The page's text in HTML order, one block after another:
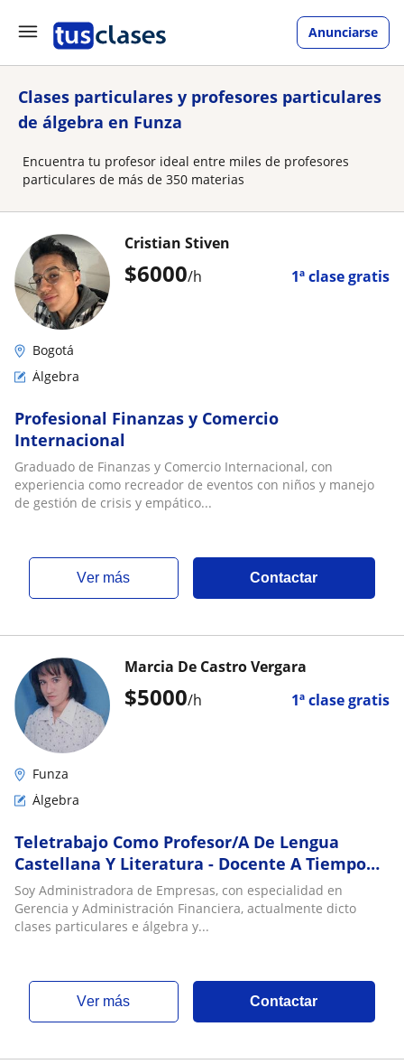
Anunciarse
Clases particulares y profesores particulares
de álgebra en Funza
Encuentra tu profesor ideal entre miles de profesores
particulares de más de 350 materias
$6000/h 1ª clase gratis
Cristian Stiven
Bogotá
Álgebra
Profesional Finanzas y Comercio
Internacional
Graduado de Finanzas y Comercio Internacional, con
experiencia como recreador de eventos con niños y manejo
de gestión de crisis y empático...
ver más Contactar
$5000/h 1ª clase gratis
Marcia De Castro Vergara
Funza
Álgebra
Teletrabajo Como Profesor/A De Lengua
Castellana Y Literatura - Docente A Tiempo
Partido Sin Experiencia
Soy Administradora de Empresas, con especialidad en
Gerencia y Administración Financiera, actualmente dicto
clases particulares e álgebra y...
ver más Contactar